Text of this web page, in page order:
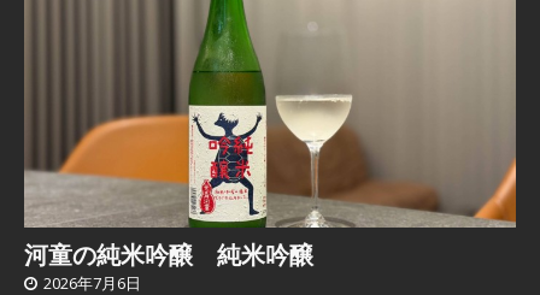
河童の純米吟醸 純米吟醸
2026年7月6日